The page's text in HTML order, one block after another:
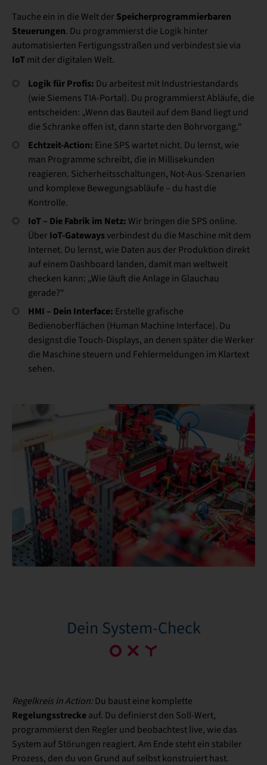
Tauche ein in die Welt der Speicherprogrammierbaren
Steuerungen. Du programmierst die Logik hinter
automatisierten Fertigungsstraßen und verbindest sie via
IoT mit der digitalen Welt.
Logik für Profis: Du arbeitest mit Industriestandards
(wie Siemens TIA-Portal). Du programmierst Abläufe, die
entscheiden: „Wenn das Bauteil auf dem Band liegt und
die Schranke offen ist, dann starte den Bohrvorgang.“
Echtzeit-Action: Eine SPS wartet nicht. Du lernst, wie
man Programme schreibt, die in Millisekunden
reagieren. Sicherheitsschaltungen, Not-Aus-Szenarien
und komplexe Bewegungsabläufe – du hast die
Kontrolle.
IoT – Die Fabrik im Netz: Wir bringen die SPS online.
Über IoT-Gatewaysverbindest du die Maschine mit dem
Internet. Du lernst, wie Daten aus der Produktion direkt
auf einem Dashboard landen, damit man weltweit
checken kann: „Wie läuft die Anlage in Glauchau
gerade?“
HMI – Dein Interface: Erstelle grafische
Bedienoberflächen (Human Machine Interface). Du
designst die Touch-Displays, an denen später die Werker
die Maschine steuern und Fehlermeldungen im Klartext
sehen.
Dein System-Check
Regelkreis in Action:Du baust eine komplette
Regelungsstrecke auf. Du definierst den Soll-Wert,
programmierst den Regler und beobachtest live, wie das
System auf Störungen reagiert. Am Ende steht ein stabiler
Prozess, den du von Grund auf selbst konstruiert hast.